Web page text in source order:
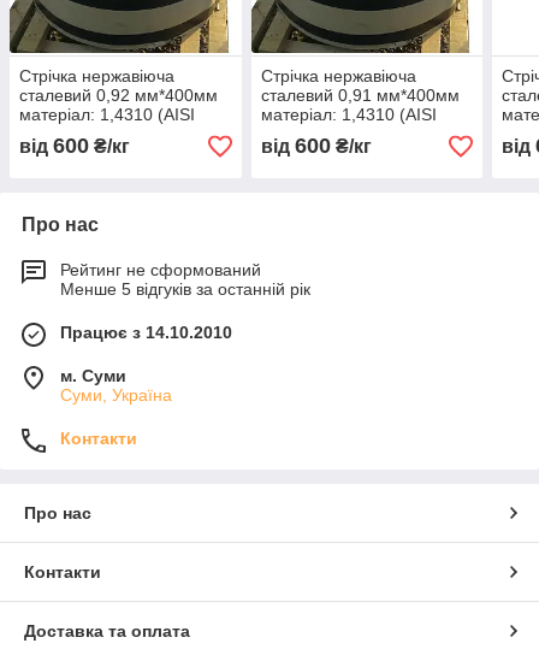
Стрічка нержавіюча
сталевий 0,92 мм*400мм
матеріал: 1,4310 (AISI
301, 12Х18Н9 )
нагартована (тверда)
від 600 ₴/кг
Стрічка нержавіюча
сталевий 0,91 мм*400мм
матеріал: 1,4310 (AISI
301, 12Х18Н9 )
нагартована (тверда)
від 600₴/кг від
Про нас
Рейтинг не сформований
Менше 5 відгуків за останній рік
Працює з 14.10.2010
м. Суми
Суми, Україна
Контакти
Про нас
Контакти
Доставка та оплата